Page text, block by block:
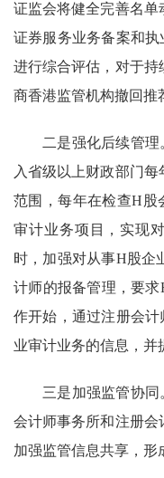
证监会将健全完善名单
证券服务业务备案和
进行综合评估，对于持
商香港监管机构撤回推
二是强化后续管理
入省级以上财政部门每
范围，每年在检查H股
审计业务项目，实现
时，加强对从事H股企
计师的报备管理，要求
作开始，通过注册会
业审计业务的信息，并
三是加强监管协同
会计师事务所和注册会
加强监管信息共享，形